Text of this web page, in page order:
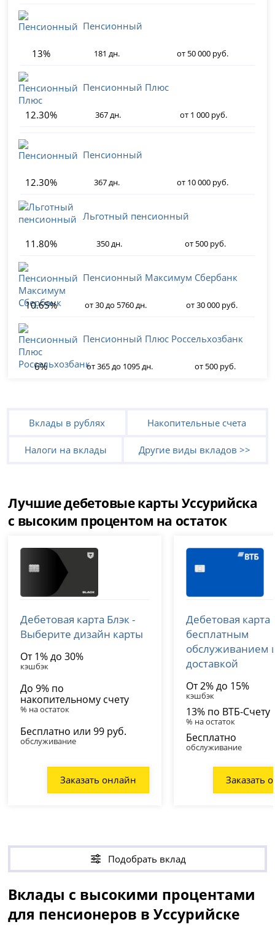
Пенсионный
13% 181 дн. от 50 000 руб.
Пенсионный Плюс
12.30% 367 дн. от 1 000 руб.
Пенсионный
12.30% 367 дн. от 10 000 руб.
Льготный пенсионный
11.80% 350 дн. от 500 руб.
Пенсионный Максимум Сбербанк
10.65% от 30 до 5760 дн. от 30 000 руб.
Пенсионный Плюс Россельхозбанк
6% от 365 до 1095 дн. от 500 руб.
Вклады в рублях Накопительные счета
Налоги на вклады Другие виды вкладов >>
Лучшие дебетовые карты Уссурийска
с высоким процентом на остаток
лицензия № 2673
Дебетовая карта Блэк -
Выберите дизайн карты
От 1% до 30%
кэшбэк
До 9% по
накопительному счету
% на остаток
Бесплатно или 99 руб.
обслуживание
Заказать онлайн
лицензия № 1000
Дебетовая карта
бесплатным
обслуживанием
доставкой
От 2% до 15%
кэшбэк
13% по ВТБ-Счету
% на остаток
Бесплатно
обслуживание
Заказать
Подобрать вклад
Вклады с высокими процентами
для пенсионеров в Уссурийске